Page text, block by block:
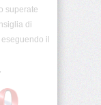
superate
di
il